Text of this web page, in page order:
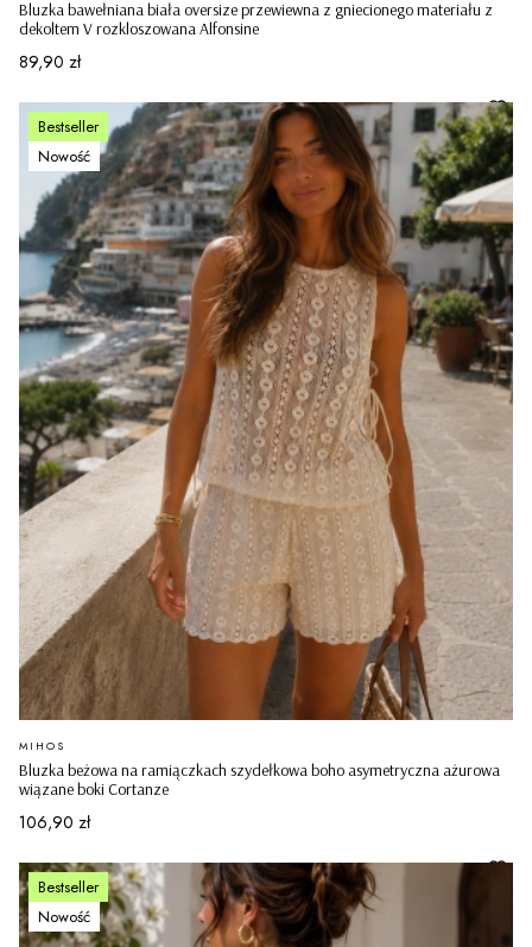
Bluzka bawełniana biała oversize przewiewna z gniecionego materiału z
dekoltem V rozkloszowana Alfonsine
Cena
89,90 zł
Bestseller
Nowość
Bluzka beżowa na ramiączkach szydełkowa boho asymetryczna ażurowa
wiązane boki Cortanze
PRODUCENT
MIHOS
Cena
106,90 zł
Bestseller
Nowość